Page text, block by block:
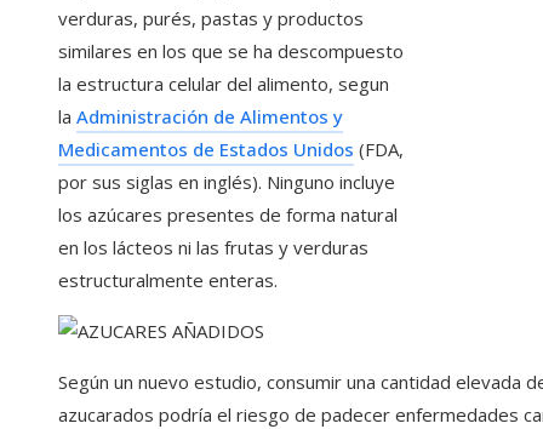
verduras, purés, pastas y productos
similares en los que se ha descompuesto
la estructura celular del alimento, segun
la Administración de Alimentos y
Medicamentos de Estados Unidos (FDA,
por sus siglas en inglés). Ninguno incluye
los azúcares presentes de forma natural
en los lácteos ni las frutas y verduras
estructuralmente enteras.
Según un nuevo estudio, consumir una cantidad
azucarados podría el riesgo de padecer enfermedades